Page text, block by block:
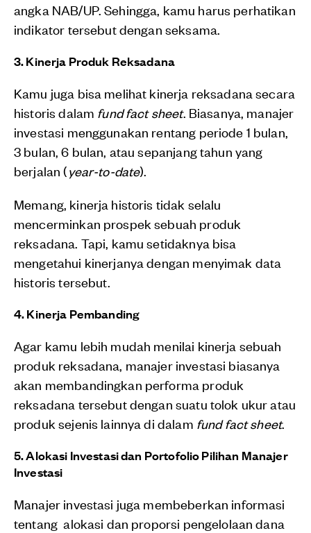
angka NAB/UP. Sehingga, kamu harus perhatikan
indikator tersebut dengan seksama.
3. Kinerja Produk Reksadana
Kamu juga bisa melihat kinerja reksadana secara
historis dalam fund fact sheet. Biasanya, manajer
investasi menggunakan rentang periode 1 bulan,
3 bulan, 6 bulan, atau sepanjang tahun yang
berjalan (year-to-date).
Memang, kinerja historis tidak selalu
mencerminkan prospek sebuah produk
reksadana. Tapi, kamu setidaknya bisa
mengetahui kinerjanya dengan menyimak data
historis tersebut.
4. Kinerja Pembanding
Agar kamu lebih mudah menilai kinerja sebuah
produk reksadana, manajer investasi biasanya
akan membandingkan performa produk
reksadana tersebut dengan suatu tolok ukur atau
produk sejenis lainnya di dalam fund fact sheet.
5. Alokasi Investasi dan Portofolio Pilihan Manajer
Investasi
Manajer investasi juga membeberkan informasi
tentang alokasi dan proporsi pengelolaan dana